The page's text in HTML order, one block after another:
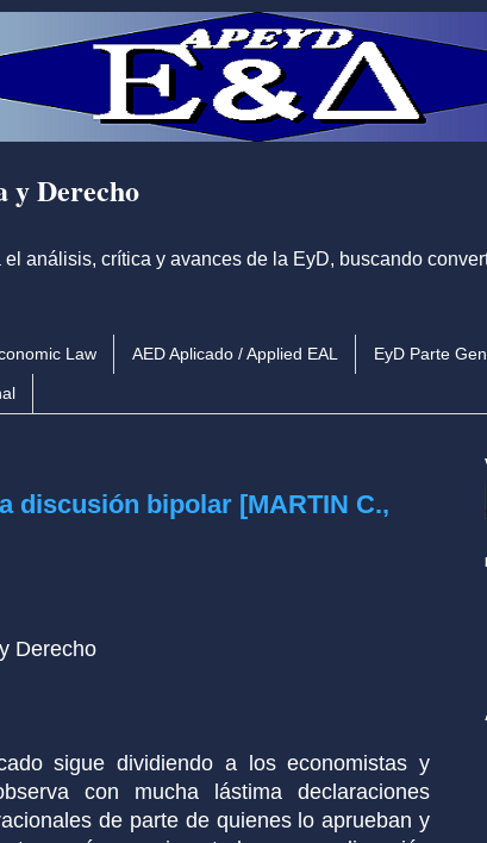
y Derecho
análisis, crítica y avances de la EyD, buscando
Law AED Aplicado / Applied EAL EyD Parte
discusión bipolar [MARTIN C.,
Derecho
sigue dividiendo a los economistas y
con mucha lástima declaraciones
de parte de quienes lo aprueban y